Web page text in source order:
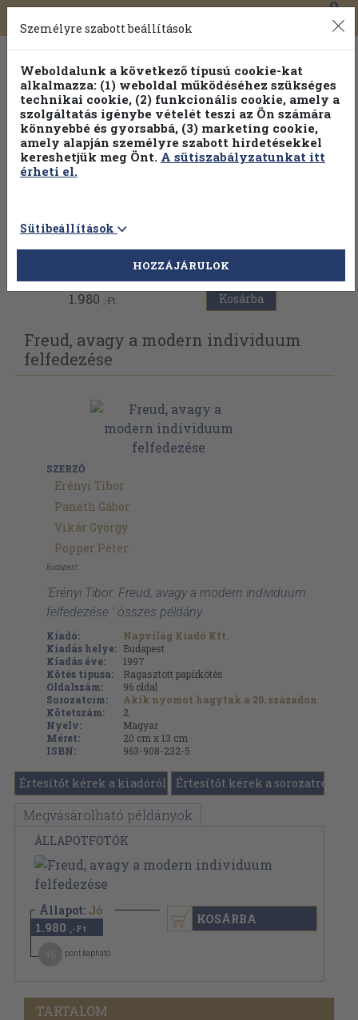
Toggle
navigation
0
Vissza az előző oldalra
1.980 ,-Ft Kosárba
Freud, avagy a modern individuum
felfedezése
SZERZŐ
Erényi Tibor
Paneth Gábor
Vikár György
Popper Péter
Budapest
'Erényi Tibor: Freud, avagy a modern individuum
felfedezése ' összes példány
Kiadó:
Napvilág Kiadó Kft.
Kiadás helye: Budapest
Kiadás éve:
1997
Kötés típusa:
Ragasztott papírkötés
Oldalszám:
96 oldal
Sorozatcím:
Akik nyomot hagytak a 20. századon
Kötetszám:
2
Nyelv:
Magyar
Méret:
20 cm x 13 cm
ISBN:
963-908-232-5
Értesítőt kérek a kiadóról Értesítőt kérek a sorozatról
Megvásárolható példányok
ÁLLAPOTFOTÓK
Állapot: Jó
1.980 ,-Ft
pont kapható
KOSÁRBA
TARTALOM
Személyre szabott beállítások
Weboldalunk a következő típusú cookie-kat
alkalmazza: (1) weboldal működéséhez szükséges
technikai cookie, (2) funkcionális cookie, amely a
szolgáltatás igénybe vételét teszi az Ön számára
könnyebbé és gyorsabbá, (3) marketing cookie,
amely alapján személyre szabott hirdetésekkel
kereshetjük meg Önt. A sütiszabályzatunkat itt
érheti el.
Sütibeállítások
HOZZÁJÁRULOK